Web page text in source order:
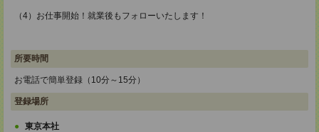
（4）お仕事開始！就業後もフォローいたします！
所要時間
お電話で簡単登録（10分～15分）
登録場所
東京本社